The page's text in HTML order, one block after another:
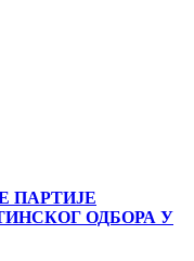
ПАРТИЈЕ
ОДБОРА У